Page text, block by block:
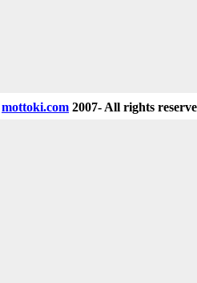
mottoki.com 2007- All rights